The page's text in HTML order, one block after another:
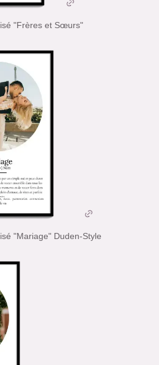
"Frères et Sœurs"
"Mariage" Duden-Style